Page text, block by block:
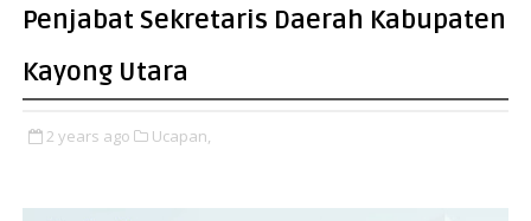
Penjabat Sekretaris Daerah Kabupaten
Kayong Utara
2 years ago Ucapan,